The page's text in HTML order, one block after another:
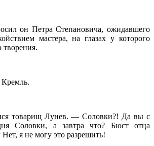
он Петра Степановича, ожидавшего
мастера, на глазах у которого
творения.
товарищ Лунев. — Соловки?! Да вы с
Соловки, а завтра что? Бюст отца
я не могу это разрешить!